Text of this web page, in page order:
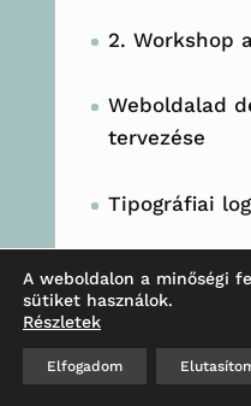
2. Workshop
Weboldalad
tervezése
Tipográfiai
Harmadik
kulcs
3. Workshop
A weboldalon a minőségi
sütiket használok.
Részletek
Elfogadom